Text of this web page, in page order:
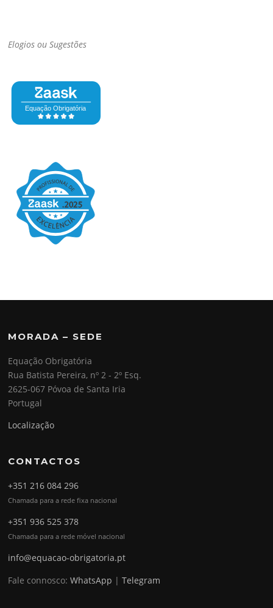
Elogios ou Sugestões
MORADA – SEDE
Equação Obrigatória
Rua Batista Pereira, nº 2 - 2º Esq.
2625-067 Póvoa de Santa Iria
Portugal
Localização
CONTACTOS
+351 216 084 296
Chamada para a rede fixa nacional
+351 936 525 378
Chamada para a rede móvel nacional
info@equacao-obrigatoria.pt
Fale connosco:WhatsApp |Telegram